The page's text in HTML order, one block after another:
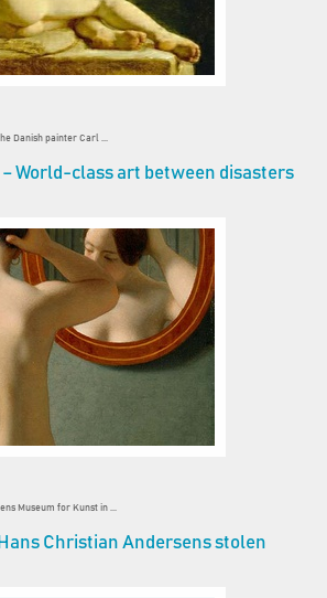
Danish painter Carl ...
– World-class art between disasters
Museum for Kunst in ...
Christian Andersens stolen